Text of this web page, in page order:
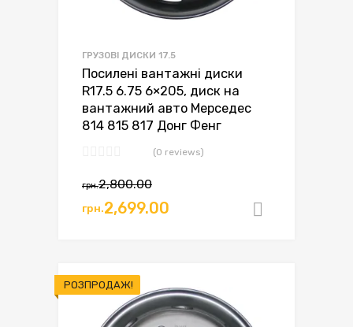
ГРУЗОВІ ДИСКИ 17.5
Посилені вантажні диски
R17.5 6.75 6×205, диск на
вантажний авто Мерседес
814 815 817 Донг Фенг
(0 reviews)
грн.2,800.00Оригінальна
ціна:
грн.2,699.00
Поточна
ціна:
РОЗПРОДАЖ!